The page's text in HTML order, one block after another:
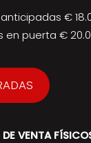
€
en puerta €
VENTA